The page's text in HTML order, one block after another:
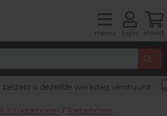
menu login mand
is dezelfde werkdag verstuurd
& toebehoren / Toebehoren